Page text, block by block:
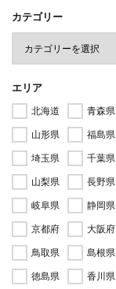
カテゴリー
エリア
北海道 青森県
山形県
福島県
埼玉県
千葉県
山梨県
長野県
岐阜県
静岡県
京都府
大阪府
鳥取県
島根県
徳島県
香川県